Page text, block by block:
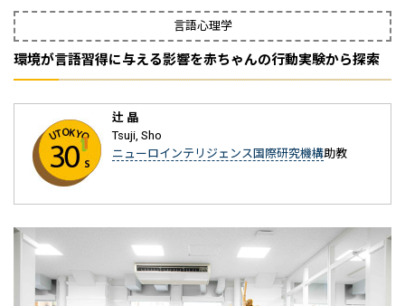
言語心理学
環境が言語習得に与える影響を赤ちゃんの行動実験から探索
辻 晶
Tsuji, Sho
ニューロインテリジェンス国際研究機構助教